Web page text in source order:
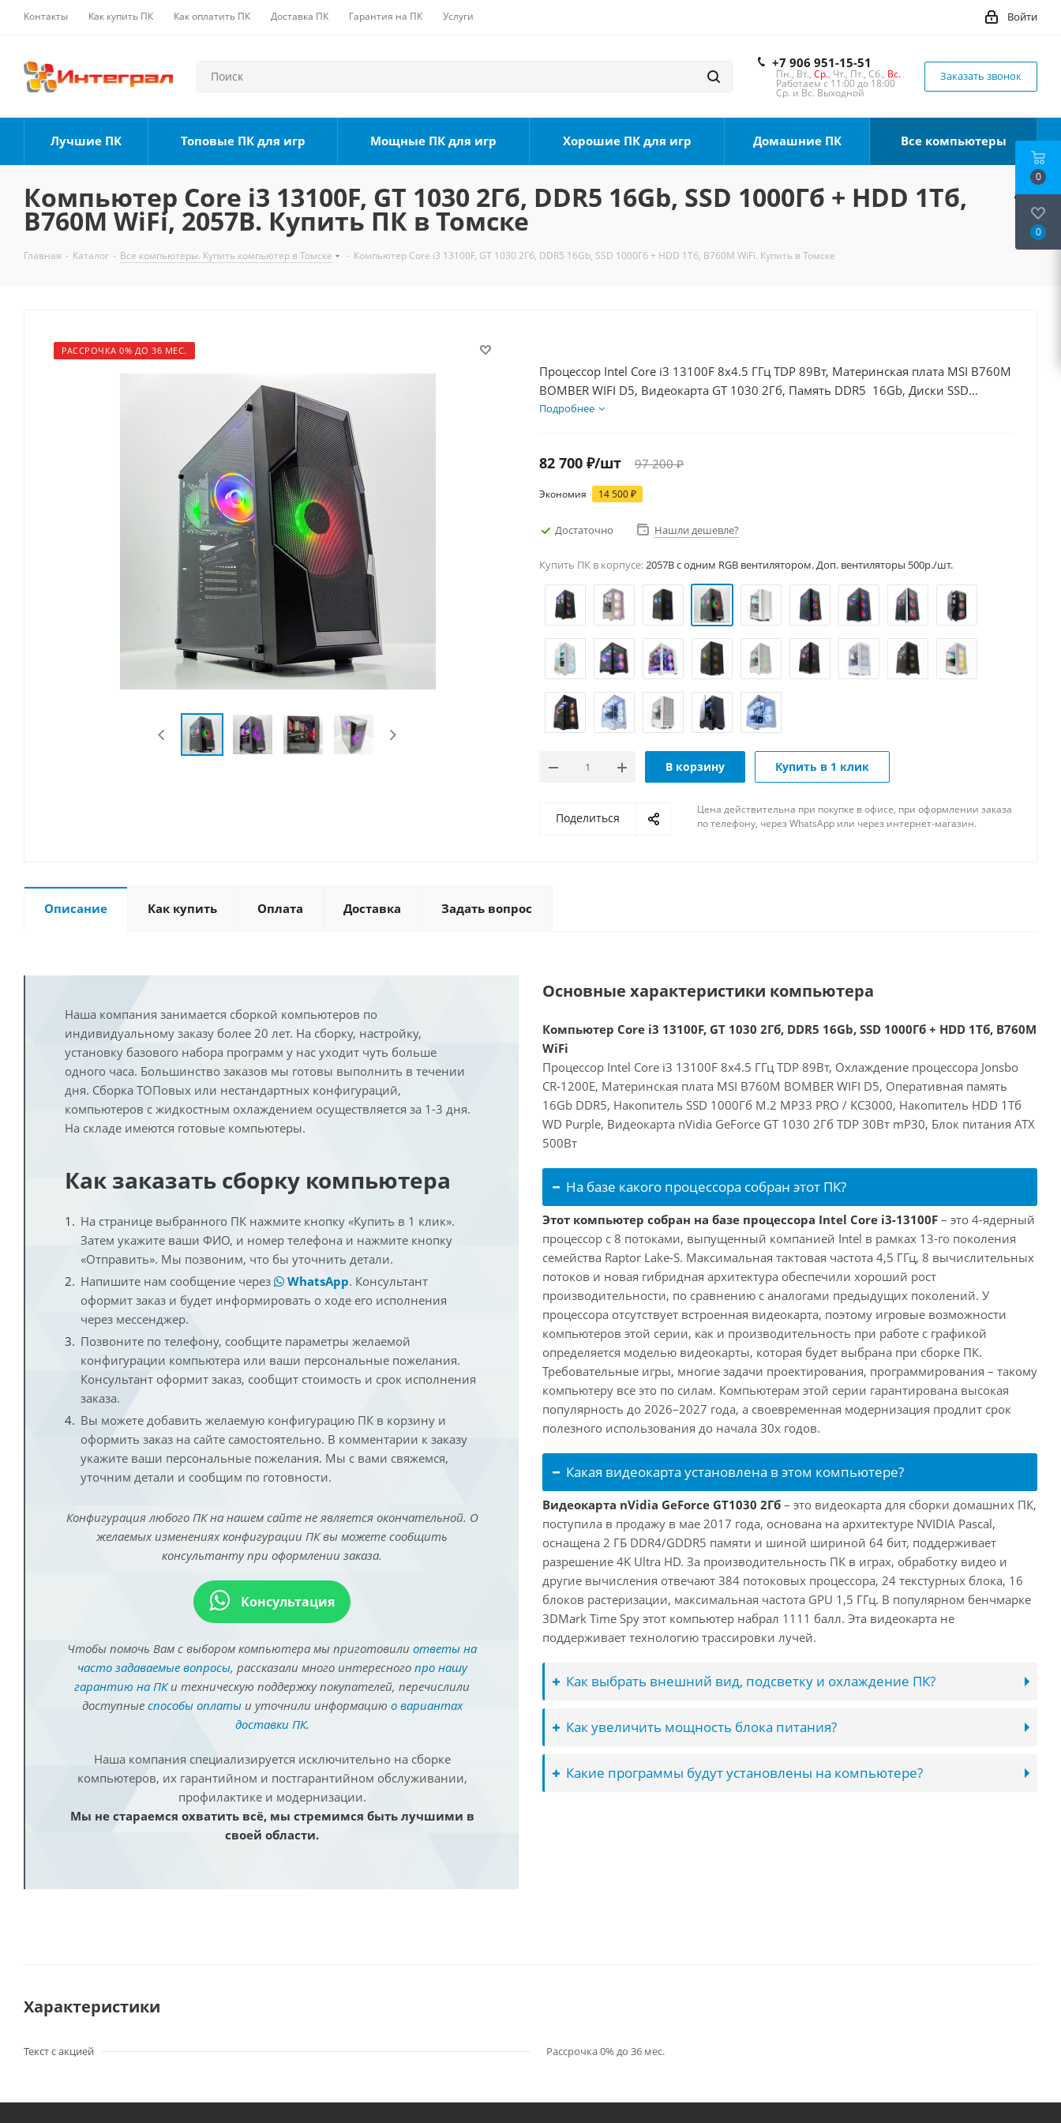
Контакты Как купить ПК Как оплатить ПК Доставка ПК Гарантия на ПК Услуги Войти
+7 906 951-15-51
Пн., Вт., Ср., Чт., Пт., Сб., Вс.
Работаем с 11:00 до 18:00
Ср. и Вс. Выходной
Заказать звонок
Лучшие ПК Топовые ПК для игр Мощные ПК для игр Хорошие ПК для игр Домашние ПК Все компьютеры
Компьютер Core i3 13100F, GT 1030 2Гб, DDR5 16Gb, SSD 1000Гб + HDD 1Тб,
B760M WiFi, 2057B. Купить ПК в Томске
Главная - Каталог - Все компьютеры. Купить компьютер в Томске - Компьютер Core i3 13100F, GT 1030 2Гб, DDR5 16Gb, SSD 1000Гб + HDD 1Тб, B760M WiFi. Купить в Томске
РАССРОЧКА 0% ДО 36 МЕС.
Процессор Intel Core i3 13100F 8x4.5 ГГц TDP 89Вт, Материнская плата MSI B760M
BOMBER WIFI D5, Видеокарта GT 1030 2Гб, Память DDR5 16Gb, Диски SSD
1000Гб + HDD 1Тб, БП 500Вт
Подробнее
82 700 ₽/шт 97 200₽
Экономия 14 500₽
Достаточно Нашли дешевле?
Купить ПК в корпусе:2057B c одним RGB вентилятором. Доп. вентиляторы 500р./шт.
В корзину Купить в 1 клик
Поделиться
Цена действительна при покупке в офисе, при оформлении заказа
по телефону, через WhatsApp или через интернет-магазин.
Описание Как купить Оплата Доставка Задать вопрос
Наша компания занимается сборкой компьютеров по
индивидуальному заказу более 20 лет. На сборку, настройку,
установку базового набора программ у нас уходит чуть больше
одного часа. Большинство заказов мы готовы выполнить в течении
дня. Сборка ТОПовых или нестандартных конфигураций,
компьютеров с жидкостным охлаждением осуществляется за 1-3 дня.
На складе имеются готовые компьютеры.
Как заказать сборку компьютера
На странице выбранного ПК нажмите кнопку «Купить в 1 клик».
Затем укажите ваши ФИО, и номер телефона и нажмите кнопку
«Отправить». Мы позвоним, что бы уточнить детали.
Напишите нам сообщение через
WhatsApp. Консультант
оформит заказ и будет информировать о ходе его исполнения
через мессенджер.
Позвоните по телефону, сообщите параметры желаемой
конфигурации компьютера или ваши персональные пожелания.
Консультант оформит заказ, сообщит стоимость и срок исполнения
заказа.
Вы можете добавить желаемую конфигурацию ПК в корзину и
оформить заказ на сайте самостоятельно. В комментарии к заказу
укажите ваши персональные пожелания. Мы с вами свяжемся,
уточним детали и сообщим по готовности.
Конфигурация любого ПК на нашем сайте не является окончательной. О
желаемых изменениях конфигурации ПК вы можете сообщить
консультанту при оформлении заказа.
Консультация
Чтобы помочь Вам с выбором компьютера мы приготовили ответы на
часто задаваемые вопросы, рассказали много интересного про нашу
гарантию на ПКи техническую поддержку покупателей, перечислили
доступные способы оплатыи уточнили информацию о вариантах
доставки ПК.
Наша компания специализируется исключительно на сборке
компьютеров, их гарантийном и постгарантийном обслуживании,
профилактике и модернизации.
Мы не стараемся охватить всё, мы стремимся быть лучшими в
своей области.
Основные характеристики компьютера
Компьютер Core i3 13100F, GT 1030 2Гб, DDR5 16Gb, SSD 1000Гб + HDD 1Тб, B760M
WiFi
Процессор Intel Core i3 13100F 8x4.5 ГГц TDP 89Вт, Охлаждение процессора Jonsbo
CR-1200E, Материнская плата MSI B760M BOMBER WIFI D5, Оперативная память
16Gb DDR5, Накопитель SSD 1000Гб M.2 MP33 PRO / KC3000, Накопитель HDD 1Тб
WD Purple, Видеокарта nVidia GeForce GT 1030 2Гб TDP 30Вт mP30, Блок питания ATX
500Вт
На базе какого процессора собран этот ПК?
Этот компьютер собран на базе процессора Intel Core i3-13100F – это 4-ядерный
процессор с 8 потоками, выпущенный компанией Intel в рамках 13-го поколения
семейства Raptor Lake-S. Максимальная тактовая частота 4,5 ГГц, 8 вычислительных
потоков и новая гибридная архитектура обеспечили хороший рост
производительности, по сравнению с аналогами предыдущих поколений. У
процессора отсутствует встроенная видеокарта, поэтому игровые возможности
компьютеров этой серии, как и производительность при работе с графикой
определяется моделью видеокарты, которая будет выбрана при сборке ПК.
Требовательные игры, многие задачи проектирования, программирования – такому
компьютеру все это по силам. Компьютерам этой серии гарантирована высокая
популярность до 2026–2027 года, а своевременная модернизация продлит срок
полезного использования до начала 30х годов.
Какая видеокарта установлена в этом компьютере?
Видеокарта nVidia GeForce GT1030 2Гб – это видеокарта для сборки домашних ПК,
поступила в продажу в мае 2017 года, основана на архитектуре NVIDIA Pascal,
оснащена 2 ГБ DDR4/GDDR5 памяти и шиной шириной 64 бит, поддерживает
разрешение 4K Ultra HD. За производительность ПК в играх, обработку видео и
другие вычисления отвечают 384 потоковых процессора, 24 текстурных блока, 16
блоков растеризации, максимальная частота GPU 1,5 ГГц. В популярном бенчмарке
3DMark Time Spy этот компьютер набрал 1111 балл. Эта видеокарта не
поддерживает технологию трассировки лучей.
Как выбрать внешний вид, подсветку и охлаждение ПК?
Как увеличить мощность блока питания?
Какие программы будут установлены на компьютере?
Характеристики
Текст с акцией Рассрочка 0% до 36 мес.
0
0